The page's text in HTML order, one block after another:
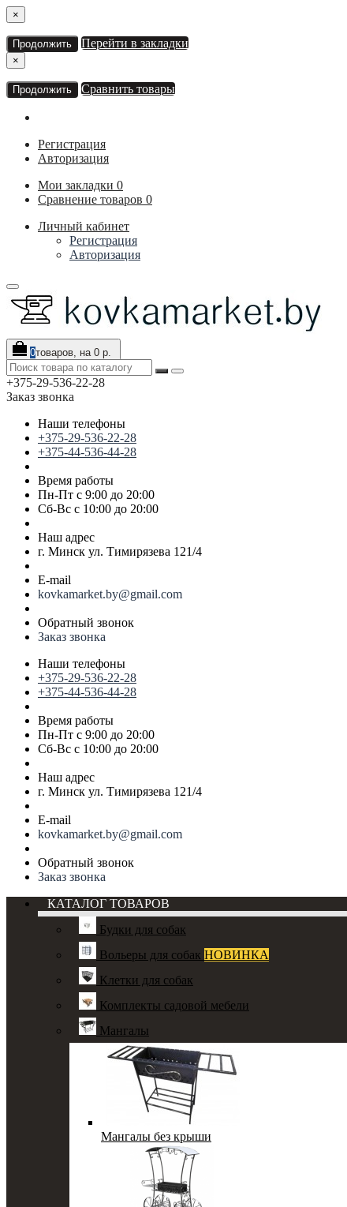
×
Продолжить Перейти в закладки
×
Продолжить Сравнить товары
Регистрация
Авторизация
Мои закладки 0
Сравнение товаров 0
Личный кабинет
Регистрация
Авторизация
0товаров, на 0 р.
+375-29-536-22-28
Заказ звонка
Наши телефоны
+375-29-536-22-28
+375-44-536-44-28
Время работы
Пн-Пт с 9:00 до 20:00
Сб-Вс с 10:00 до 20:00
Наш адрес
г. Минск ул. Тимирязева 121/4
E-mail
kovkamarket.by@gmail.com
Обратный звонок
Заказ звонка
Наши телефоны
+375-29-536-22-28
+375-44-536-44-28
Время работы
Пн-Пт с 9:00 до 20:00
Сб-Вс с 10:00 до 20:00
Наш адрес
г. Минск ул. Тимирязева 121/4
E-mail
kovkamarket.by@gmail.com
Обратный звонок
Заказ звонка
КАТАЛОГ ТОВАРОВ
Будки для собак
Вольеры для собак НОВИНКА
Клетки для собак
Комплекты садовой мебели
Мангалы
Мангалы без крыши